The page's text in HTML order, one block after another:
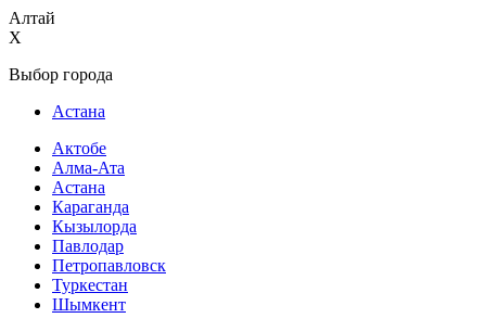
Алтай
X
Выбор города
Астана
Актобе
Алма-Ата
Астана
Караганда
Кызылорда
Павлодар
Петропавловск
Туркестан
Шымкент